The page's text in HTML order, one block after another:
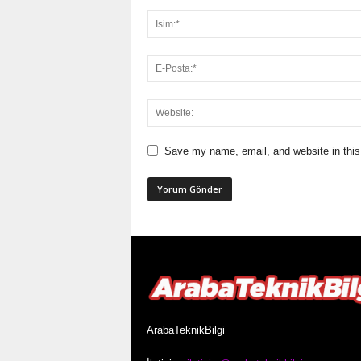
Save my name, email, and website in
ArabaTeknikBilgi